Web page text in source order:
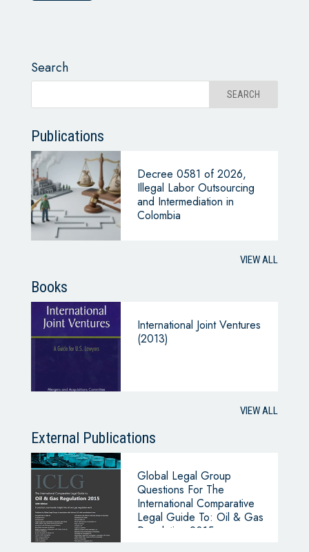
Search
Publications
Decree 0581 of 2026,
Illegal Labor Outsourcing
and Intermediation in
Colombia
VIEW ALL
Books
International Joint Ventures
(2013)
VIEW ALL
External Publications
Global Legal Group
Questions For The
International Comparative
Legal Guide To: Oil & Gas
Regulation 2015